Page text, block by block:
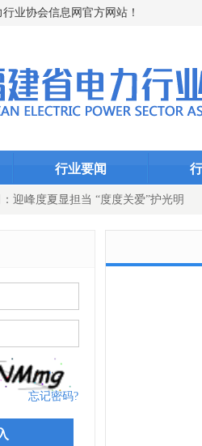
业协会信息网官方网站！
行业要闻
迎峰度夏显担当 “度度关爱”护光明
杭县供电公司：吹响百日攻坚号角 党
忘记密码?